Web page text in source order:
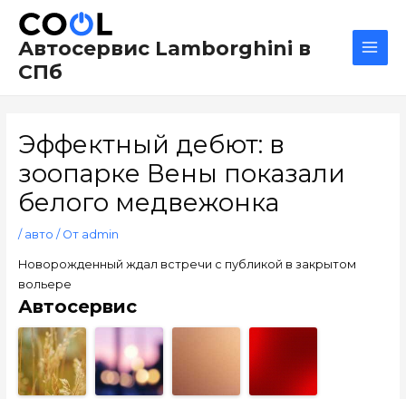
содержимому
Автосервис Lamborghini в
СПб
Эффектный дебют: в
зоопарке Вены показали
белого медвежонка
/ авто / От admin
Новорожденный ждал встречи с публикой в закрытом
вольере
Автосервис
по
записям